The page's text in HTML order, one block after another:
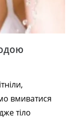
вмиватися
тіло